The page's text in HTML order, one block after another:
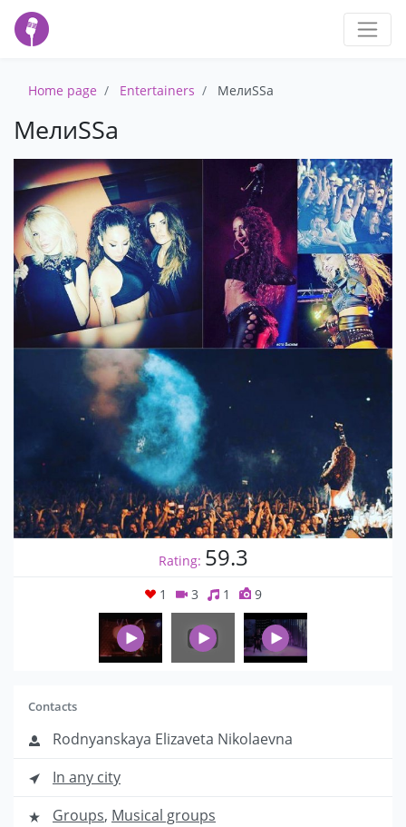
Home page Entertainers MелиSSa
MелиSSa
Rating: 59.3
1 3 1 9
Contacts
Rodnyanskaya Elizaveta Nikolaevna
In any city
Groups, Musical groups